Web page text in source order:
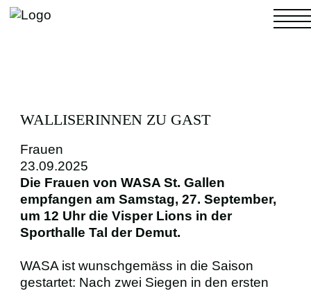
NACHWUCHS
FRAUEN
MÄNNER
WALLISERINNEN ZU GAST
Frauen
23.09.2025
Die Frauen von WASA St. Gallen
empfangen am Samstag, 27. September,
um 12 Uhr die Visper Lions in der
Sporthalle Tal der Demut.
WASA ist wunschgemäss in die Saison
gestartet: Nach zwei Siegen in den ersten